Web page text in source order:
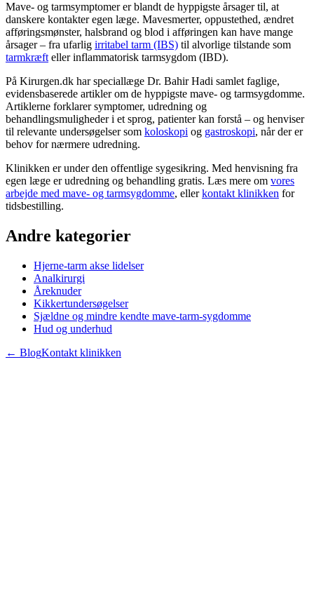
Mave- og tarmsymptomer er blandt de hyppigste årsager til, at
danskere kontakter egen læge. Mavesmerter, oppustethed, ændret
afføringsmønster, halsbrand og blod i afføringen kan have mange
årsager – fra ufarlig irritabel tarm (IBS) til alvorlige tilstande som
tarmkræft eller inflammatorisk tarmsygdom (IBD).
På Kirurgen.dk har speciallæge Dr. Bahir Hadi samlet faglige,
evidensbaserede artikler om de hyppigste mave- og tarmsygdomme.
Artiklerne forklarer symptomer, udredning og
behandlingsmuligheder i et sprog, patienter kan forstå – og henviser
til relevante undersøgelser som koloskopi og gastroskopi, når der er
behov for nærmere udredning.
Klinikken er under den offentlige sygesikring. Med henvisning fra
egen læge er udredning og behandling gratis. Læs mere om vores
arbejde med mave- og tarmsygdomme, ellerkontakt klinikken for
tidsbestilling.
Andre kategorier
Hjerne-tarm akse lidelser
Analkirurgi
Åreknuder
Kikkertundersøgelser
Sjældne og mindre kendte mave-tarm-sygdomme
Hud og underhud
← BlogKontakt klinikken